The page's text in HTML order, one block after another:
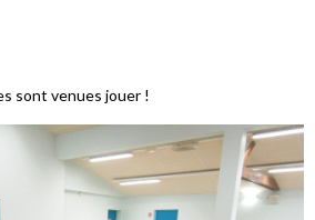
sont venues jouer !